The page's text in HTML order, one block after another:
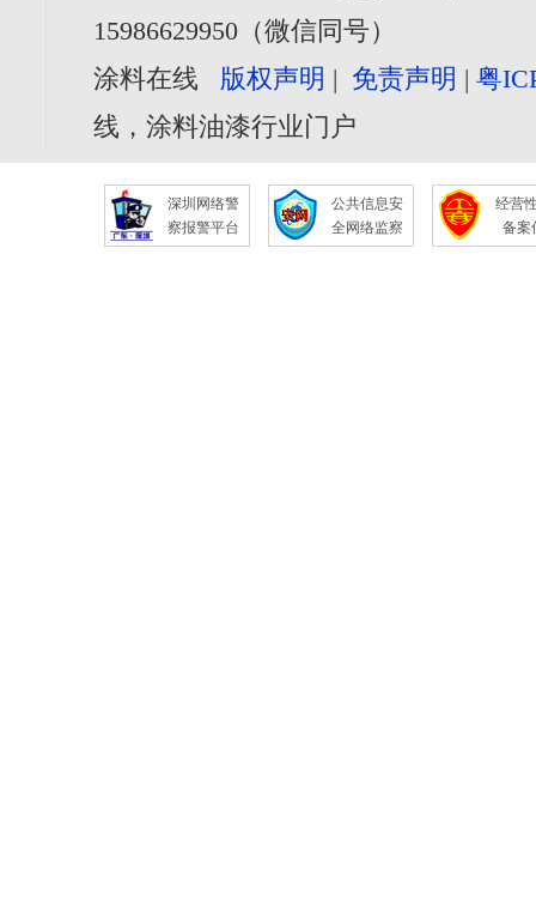
15986629950（微信同号）
涂料在线 版权声明 | 免责声明 |粤
线，涂料油漆行业门户
深圳网络警
察报警平台
公共信息安
全网络监察
经营
备案